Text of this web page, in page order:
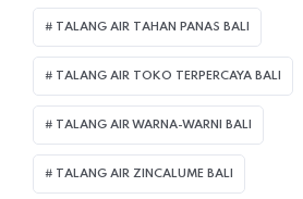
TALANG AIR TAHAN PANAS BALI
TALANG AIR TOKO TERPERCAYA BALI
TALANG AIR WARNA-WARNI BALI
TALANG AIR ZINCALUME BALI